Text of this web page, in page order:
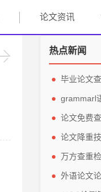
论文资讯
热点新闻
毕业论文
论文免费
论文降重